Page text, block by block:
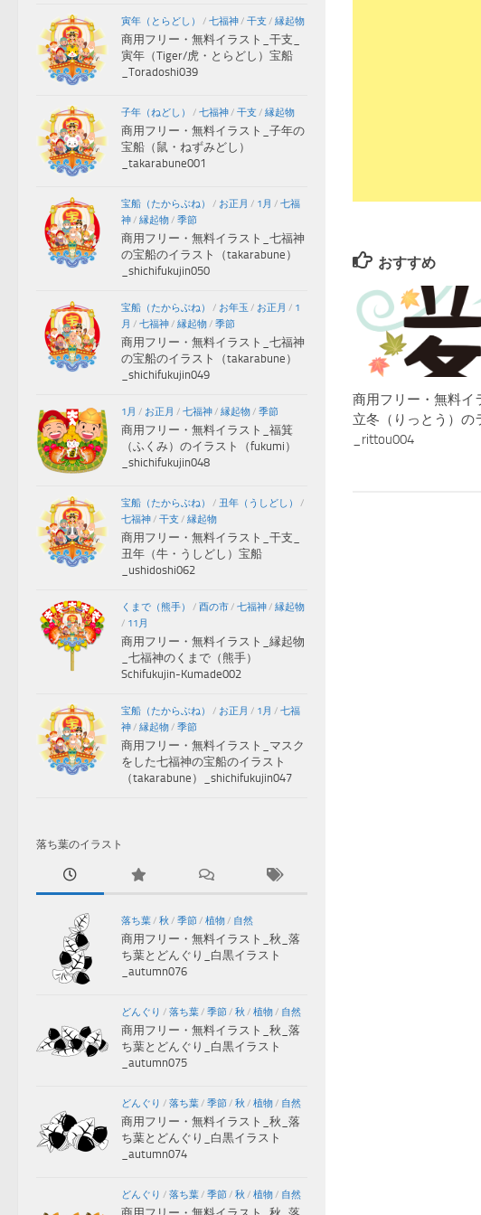
おすすめ
商用フリー・無料イ
立冬（りっとう）の
_rittou004
寅年（とらどし） / 七福神/ 干支 / 縁起物
商用フリー・無料イラスト_干支_
寅年（Tiger/虎・とらどし）宝船
_Toradoshi039
子年（ねどし） / 七福神/ 干支 / 縁起物
商用フリー・無料イラスト_子年の
宝船（鼠・ねずみどし）
_takarabune001
宝船（たからぶね） / お正月 / 1月 / 七福
神/ 縁起物/ 季節
商用フリー・無料イラスト_七福神
の宝船のイラスト（takarabune）
_shichifukujin050
宝船（たからぶね） / お年玉 / お正月 / 1
月 / 七福神/ 縁起物/ 季節
商用フリー・無料イラスト_七福神
の宝船のイラスト（takarabune）
_shichifukujin049
1月 / お正月 / 七福神/ 縁起物/ 季節
商用フリー・無料イラスト_福箕
（ふくみ）のイラスト（fukumi）
_shichifukujin048
宝船（たからぶね） / 丑年（うしどし）
/
七福神/ 干支 / 縁起物
商用フリー・無料イラスト_干支_
丑年（牛・うしどし）宝船
_ushidoshi062
くまで（熊手） / 酉の市/ 七福神/ 縁起物
/ 11月
商用フリー・無料イラスト_縁起物
_七福神のくまで（熊手）
Schifukujin-Kumade002
宝船（たからぶね） / お正月 / 1月 / 七福
神/ 縁起物/ 季節
商用フリー・無料イラスト_マスク
をした七福神の宝船のイラスト
（takarabune）_shichifukujin047
落ち葉のイラスト
落ち葉/ 秋 / 季節/ 植物/ 自然
商用フリー・無料イラスト_秋_落
ち葉とどんぐり_白黒イラスト
_autumn076
どんぐり / 落ち葉/ 季節/ 秋 / 植物/ 自然
商用フリー・無料イラスト_秋_落
ち葉とどんぐり_白黒イラスト
_autumn075
どんぐり / 落ち葉/ 季節/ 秋 / 植物/ 自然
商用フリー・無料イラスト_秋_落
ち葉とどんぐり_白黒イラスト
_autumn074
どんぐり / 落ち葉/ 季節/ 秋 / 植物/ 自然